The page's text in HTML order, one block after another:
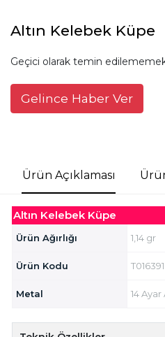
Altın Kelebek Küpe
Geçici olarak temin
Gelince Haber Ver
Ürün Açıklaması
Altın Kelebek Küpe
Ürün Ağırlığı 1,14 gr
Ürün Kodu T016391
Metal 14 Ayar